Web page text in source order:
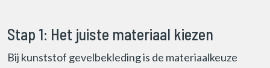
Stap 1: Het juiste materiaal kiezen
Bij kunststof gevelbekleding is de materiaalkeuze